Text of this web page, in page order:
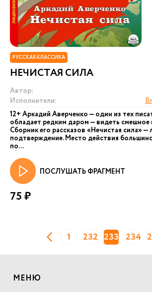
РУССКАЯ КЛАССИКА
НЕЧИСТАЯ СИЛА
Автор:
Исполнители:
12+ Аркадий Аверченко — один из тех
обладает редким даром — видеть смешное
Сборник его рассказов «Нечистая сила» —
подтверждение. Место действия
по...
ПОСЛУШАТЬ ФРАГМЕНТ
75 ₽
1 232 233 234
МЕНЮ